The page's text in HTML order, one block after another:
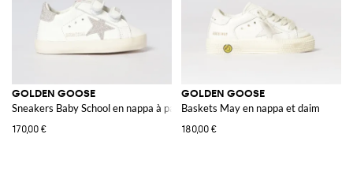
GOLDEN GOOSE
Sneakers Baby School en nappa à paillettes
170,00 €
GOLDEN GOOSE
Baskets May en nappa et daim
180,00 €